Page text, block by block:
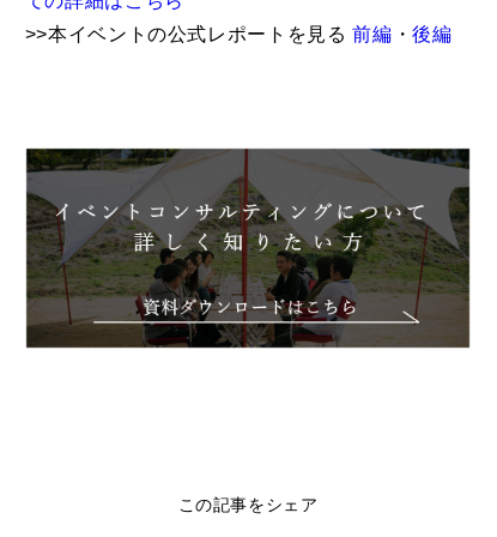
>>本イベントの公式レポートを見る前編 ・後編
この記事をシェア